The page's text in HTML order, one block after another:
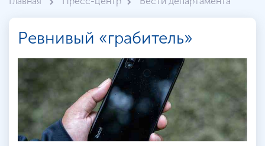
Ревнивый «грабитель»